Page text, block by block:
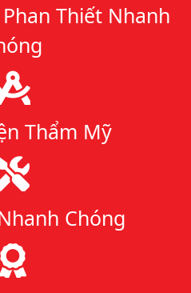
Thiết Nhanh
Thẩm Mỹ
Chóng